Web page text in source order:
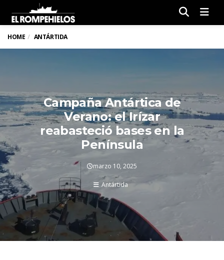
HOME ANTÁRTIDA
Campaña Antártica de
Verano: el Irízar
reabasteció bases en la
Península
marzo 10, 2025
Antártida